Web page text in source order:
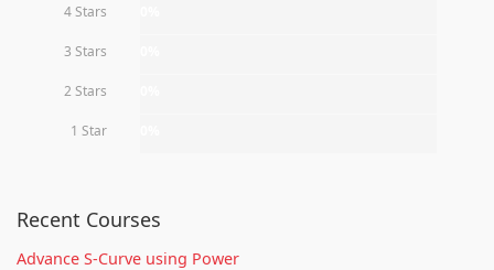
4 Stars
3 Stars
2 Stars
1 Star
Recent Courses
Advance S-Curve using Power